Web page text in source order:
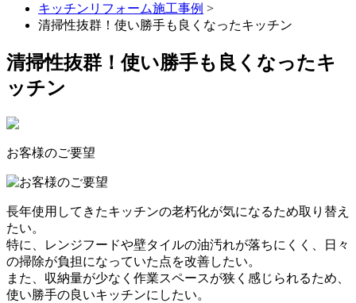
キッチンリフォーム施工事例 >
清掃性抜群！使い勝手も良くなったキッチン
清掃性抜群！使い勝手も良くなったキ
ッチン
お客様のご要望
長年使用してきたキッチンの老朽化が気になるため取り替え
たい。
特に、レンジフードや壁タイルの油汚れが落ちにくく、日々
の掃除が負担になっていた点を改善したい。
また、収納量が少なく作業スペースが狭く感じられるため、
使い勝手の良いキッチンにしたい。